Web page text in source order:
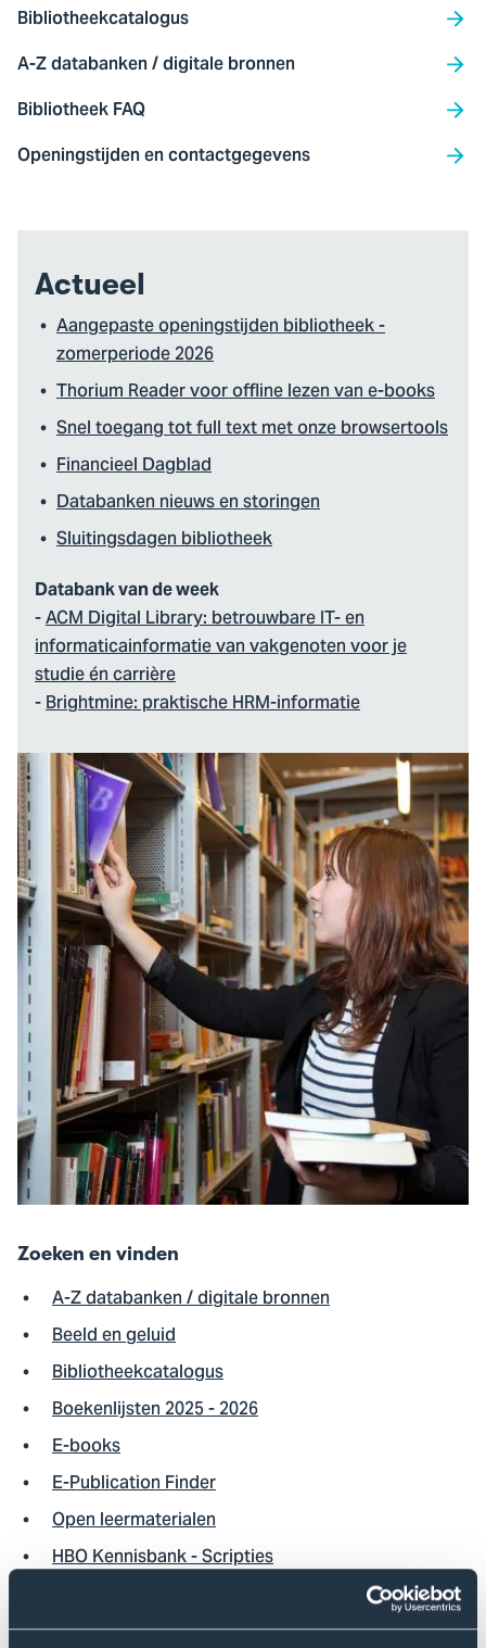
Bibliotheekcatalogus
A-Z databanken / digitale bronnen
Bibliotheek FAQ
Openingstijden en contactgegevens
Actueel
Aangepaste openingstijden bibliotheek -
zomerperiode 2026
Thorium Reader voor offline lezen van e-books
Snel toegang tot full text met onze browsertools
Financieel Dagblad
Databanken nieuws en storingen
Sluitingsdagen bibliotheek
Databank van de week
-ACM Digital Library: betrouwbare IT- en
informaticainformatie van vakgenoten voor je
studie én carrière
-Brightmine: praktische HRM-informatie
Zoeken en vinden
A-Z databanken / digitale bronnen
Beeld en geluid
Bibliotheekcatalogus
Boekenlijsten 2025 - 2026
E-books
E-Publication Finder
Open leermaterialen
HBO Kennisbank - Scripties
Tools voor volledige tekst